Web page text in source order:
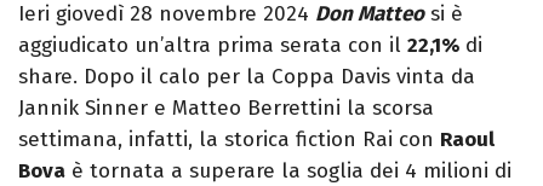
Ieri giovedì 28 novembre 2024 Don Matteosi è
aggiudicato un’altra prima serata con il 22,1% di
share. Dopo il calo per la Coppa Davis vinta da
Jannik Sinner e Matteo Berrettini la scorsa
settimana, infatti, la storica fiction Rai con Raoul
Bova è tornata a superare la soglia dei 4 milioni di